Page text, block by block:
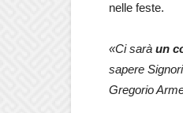
nelle feste.
«Ci sarà un
sapere
Gregorio